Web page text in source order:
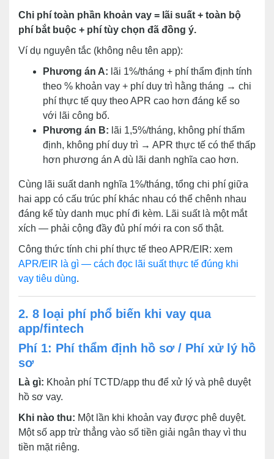
Chi phí toàn phần khoản vay = lãi suất + toàn bộ
phí bắt buộc + phí tùy chọn đã đồng ý.
Ví dụ nguyên tắc (không nêu tên app):
Phương án A: lãi 1%/tháng + phí thẩm định tính
theo % khoản vay + phí duy trì hằng tháng → chi
phí thực tế quy theo APR cao hơn đáng kể so
với lãi công bố.
Phương án B: lãi 1,5%/tháng, không phí thẩm
định, không phí duy trì → APR thực tế có thể thấp
hơn phương án A dù lãi danh nghĩa cao hơn.
Cùng lãi suất danh nghĩa 1%/tháng, tổng chi phí giữa
hai app có cấu trúc phí khác nhau có thể chênh nhau
đáng kể tùy danh mục phí đi kèm. Lãi suất là một mắt
xích — phải cộng đầy đủ phí mới ra con số thật.
Công thức tính chi phí thực tế theo APR/EIR: xem
APR/EIR là gì — cách đọc lãi suất thực tế đúng khi
vay tiêu dùng.
2. 8 loại phí phổ biến khi vay qua
app/fintech
Phí 1: Phí thẩm định hồ sơ / Phí xử lý hồ
sơ
Là gì: Khoản phí TCTD/app thu để xử lý và phê duyệt
hồ sơ vay.
Khi nào thu: Một lần khi khoản vay được phê duyệt.
Một số app trừ thẳng vào số tiền giải ngân thay vì thu
tiền mặt riêng.